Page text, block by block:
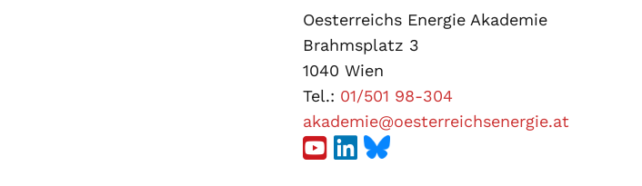
Oesterreichs Energie Akademie
Brahmsplatz 3
1040 Wien
Tel.: 01/501 98-304
akademie@oesterreichsenergie.at